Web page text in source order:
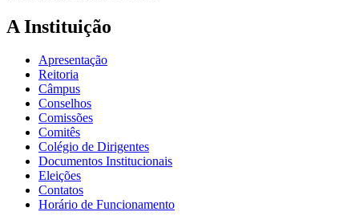
A Instituição
Apresentação
Reitoria
Câmpus
Conselhos
Comissões
Comitês
Colégio de Dirigentes
Documentos Institucionais
Eleições
Contatos
Horário de Funcionamento